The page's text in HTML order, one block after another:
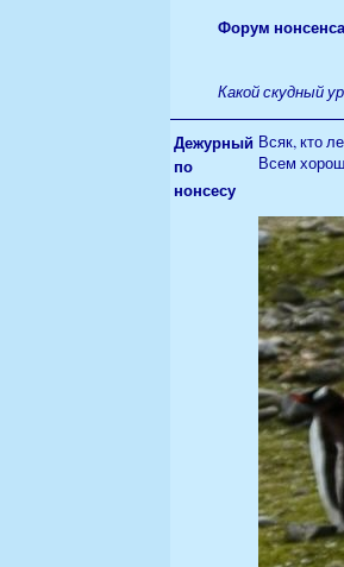
Форум
Какой скудный
Дежурный
по
нонсесу
Всяк, кто
Всем